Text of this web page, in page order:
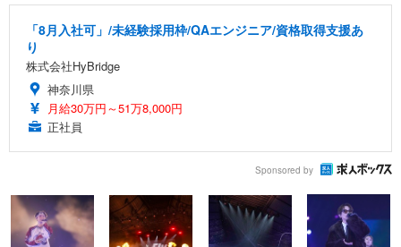
「8月入社可」/未経験採用枠/QAエンジニア/資格取得支援あ
り
株式会社HyBridge
神奈川県
月給30万円～51万8,000円
正社員
Sponsored by